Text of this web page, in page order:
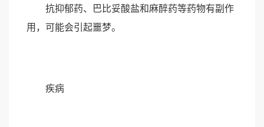
抗抑郁药、巴比妥酸盐和麻醉药等药物有副作
用，可能会引起噩梦。
疾病